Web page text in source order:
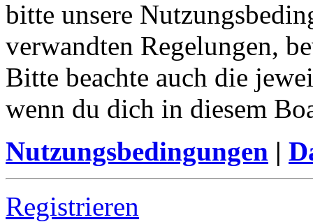
bitte unsere
verwandten Regelungen,
Bitte beachte auch die
wenn du dich in diesem
Nutzungsbedingungen |
Registrieren